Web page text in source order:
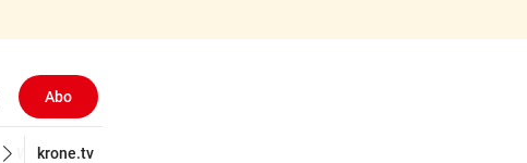
Abo
Wirtschaft
krone.tv